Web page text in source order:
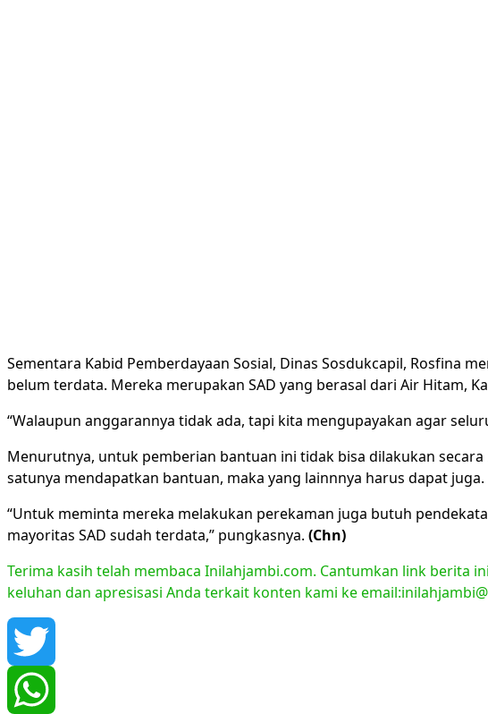
Sementara Kabid Pemberdayaan Sosial, Dinas Sosdukcapil, Rosfina
belum terdata. Mereka merupakan SAD yang berasal dari Air Hitam,
“Walaupun anggarannya tidak ada, tapi kita mengupayakan agar
Menurutnya, untuk pemberian bantuan ini tidak bisa dilakukan
satunya mendapatkan bantuan, maka yang lainnnya harus dapat juga.
“Untuk meminta mereka melakukan perekaman juga butuh
mayoritas SAD sudah terdata,” pungkasnya. (Chn)
Terima kasih telah membaca Inilahjambi.com. Cantumkan link berita
keluhan dan apresisasi Anda terkait konten kami ke
Twitter